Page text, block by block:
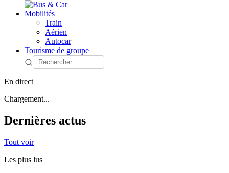
Mobilités
Train
Aérien
Autocar
Tourisme de groupe
En direct
Chargement...
Dernières actus
Tout voir
Les plus lus